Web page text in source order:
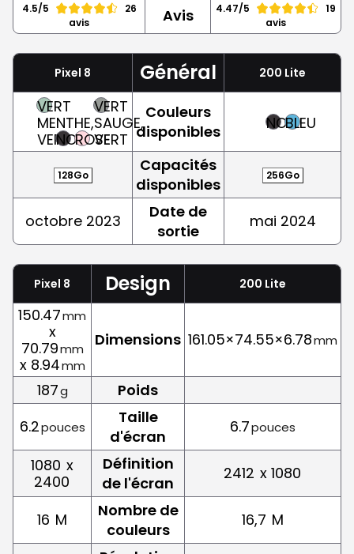
4.5/5
26
avis
Avis 4.47/5
19
avis
Pixel 8 Général 200 Lite
VERT
MENTHE,
VERTNOIRROSE
VERT
SAUGE,
VERT
Couleurs
disponibles
NOIRBLEU
128Go
Capacités
disponibles
256Go
octobre 2023
Date de
sortie
mai 2024
Pixel 8 Design 200 Lite
150.47mm
x
70.79mm
x 8.94mm
Dimensions 161.05×74.55×6.78mm
187g
Poids
6.2pouces
Taille
d'écran
6.7pouces
1080 x
2400
Définition
de l'écran
2412 x 1080
16 M
Nombre de
couleurs
16,7 M